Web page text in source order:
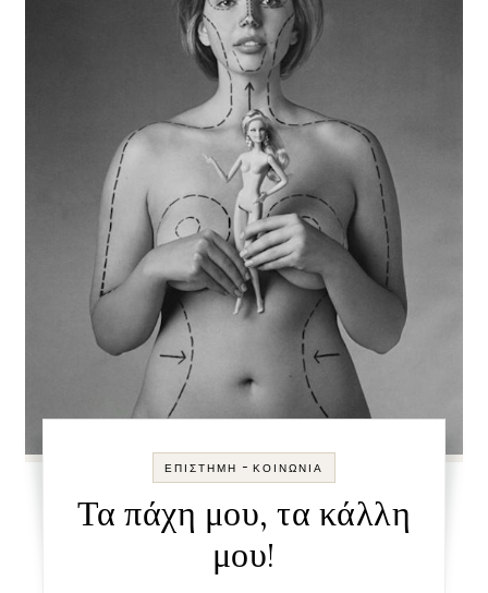
ΕΠΙΣΤΉΜΗ - ΚΟΙΝΩΝΊΑ
Τα πάχη μου, τα κάλλη
μου!